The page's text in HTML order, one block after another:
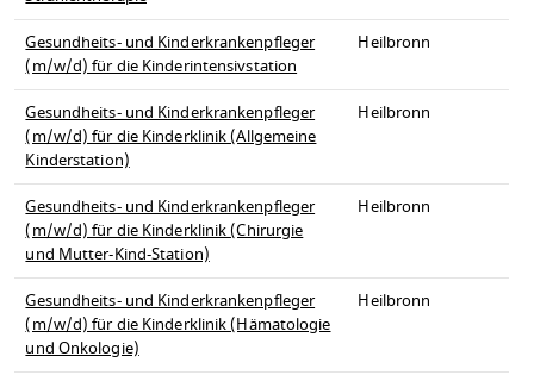
Gesundheits- und Kinderkrankenpfleger
(m/w/d) für die Kinderintensivstation
Heilbronn
Gesundheits- und Kinderkrankenpfleger
(m/w/d) für die Kinderklinik (Allgemeine
Kinderstation)
Heilbronn
Gesundheits- und Kinderkrankenpfleger
(m/w/d) für die Kinderklinik (Chirurgie
und Mutter-Kind-Station)
Heilbronn
Gesundheits- und Kinderkrankenpfleger
(m/w/d) für die Kinderklinik (Hämatologie
und Onkologie)
Heilbronn